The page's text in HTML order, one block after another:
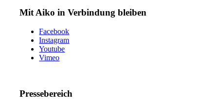
Mit Aiko in Verbindung bleiben
Facebook
Instagram
Youtube
Vimeo
Pressebereich